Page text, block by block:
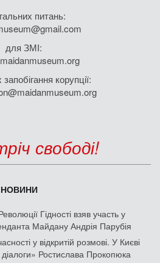
питань:
для ЗМІ:
корупції:
свободі!
НОВИНИ
Гідності взяв участь у
Майдану Андрія Парубія
у відкритій розмові. У Києві
діалоги» Ростислава Прокопюка